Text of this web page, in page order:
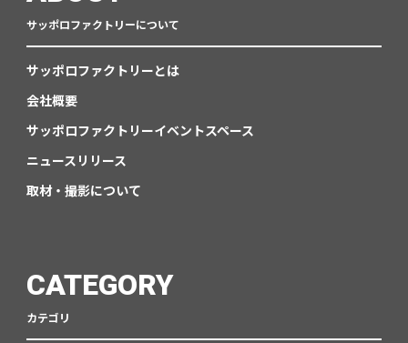
サッポロファクトリーについて
サッポロファクトリーとは
会社概要
サッポロファクトリーイベントスペース
ニュースリリース
取材・撮影について
CATEGORY
カテゴリ